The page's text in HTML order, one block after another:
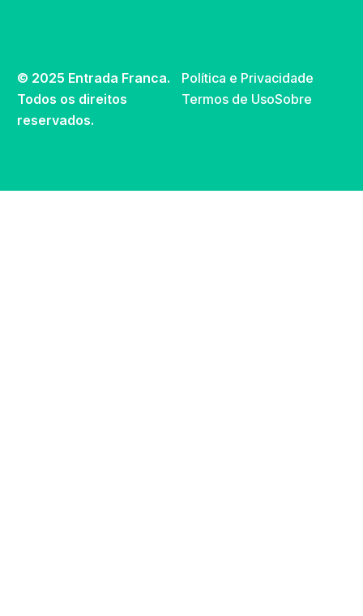
© 2025 Entrada Franca.
Todos os direitos
reservados.
Política e Privacidade
Termos de UsoSobre